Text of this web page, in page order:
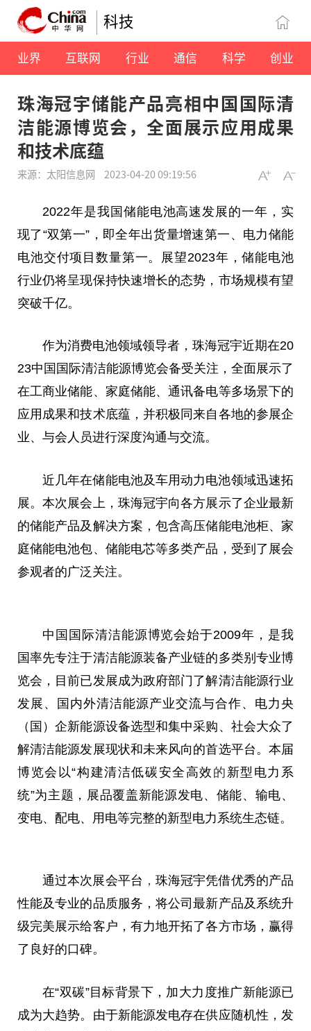
科技
业界 互联网 行业 通信 科学 创业
珠海冠宇储能产品亮相中国国际清
洁能源博览会，全面展示应用成果
和技术底蕴
来源：太阳信息网 2023-04-20 09:19:56
2022年是我国储能电池高速发展的一年，实
现了“双第一”，即全年出货量增速第一、电力储能
电池交付项目数量第一。展望2023年，储能电池
行业仍将呈现保持快速增长的态势，市场规模有望
突破千亿。
作为消费电池领域领导者，珠海冠宇近期在20
23中国国际清洁能源博览会备受关注，全面展示了
在工商业储能、家庭储能、通讯备电等多场景下的
应用成果和技术底蕴，并积极同来自各地的参展企
业、与会人员进行深度沟通与交流。
近几年在储能电池及车用动力电池领域迅速拓
展。本次展会上，珠海冠宇向各方展示了企业最新
的储能产品及解决方案，包含高压储能电池柜、家
庭储能电池包、储能电芯等多类产品，受到了展会
参观者的广泛关注。
中国国际清洁能源博览会始于2009年，是我
国率先专注于清洁能源装备产业链的多类别专业博
览会，目前已发展成为政府部门了解清洁能源行业
发展、国内外清洁能源产业交流与合作、电力央
（国）企新能源设备选型和集中采购、社会大众了
解清洁能源发展现状和未来风向的首选平台。本届
博览会以“构建清洁低碳安全高效 的 新型电力系
统”为主题，展品覆盖新能源发电、储能、输电、
变电、配电、用电等完整的新型电力系统生态链。
通过本次展会平台 ， 珠海冠宇凭借优秀的产品
性能及专业的品质服务，将公司最新产品及系统升
级完美展示给客户，有力地开拓了各方市场，赢得
了良好的口碑。
在“双碳”目标背景下，加大力度推广新能源已
成为大趋势。由于新能源发电存在供应随机性，发